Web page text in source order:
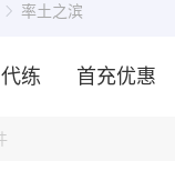
率土之滨
代练 首充优惠